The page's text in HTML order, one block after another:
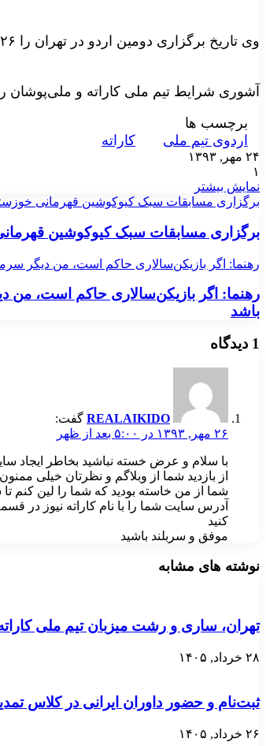
وی تاریخ برگزاری دومین اردو در تهران را ۲۶ مهر ماه تا اول آبان ماه اعلام کرد.
آشوری شرایط تیم ملی کاراته و ملی‌پوشان
برچسب ها
اردوی تیم ملی
کاراته
۲۴ مهر, ۱۳۹۳
۱
نمایش بیشتر
برگزاری مسابقات سبک کیوکوشین قهرمانی
برگزاری مسابقات سبک کیوکوشین
رهنما: اگر بازیکن‌سالاری حاکم است، من دیگر
رهنما: اگر بازیکن‌سالاری حاکم است، من
باشد
1 دیدگاه
REALAIKIDO گفت:
۲۶ مهر, ۱۳۹۳ در ۵:۰۰ بعد از ظهر
با سلام و عرض خسته نباشید بخاطر ایجاد
از بازدید شما از وبلاگم و نظرتان خیلی
شما از من خاسته بودید که شما را لین کنم
آدرس سایت شما را با نام کاراته نیوز در
کنید
موفق و سربلند باشید
نوشته های مشابه
تهران، ساری و رشت میزبان تیم ملی
۲۸ خرداد, ۱۴۰۵
ثبت‌نام و حضور داوران ایرانی در کلاس
۲۶ خرداد, ۱۴۰۵